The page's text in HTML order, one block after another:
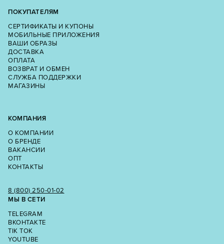
ПОКУПАТЕЛЯМ
СЕРТИФИКАТЫ И КУПОНЫ
МОБИЛЬНЫЕ ПРИЛОЖЕНИЯ
ВАШИ ОБРАЗЫ
ДОСТАВКА
ОПЛАТА
ВОЗВРАТ И ОБМЕН
СЛУЖБА ПОДДЕРЖКИ
МАГАЗИНЫ
КОМПАНИЯ
О КОМПАНИИ
О БРЕНДЕ
ВАКАНСИИ
ОПТ
КОНТАКТЫ
8 (800) 250‑01‑02
МЫ В СЕТИ
TELEGRAM
ВКОНТАКТЕ
TIK TOK
YOUTUBE